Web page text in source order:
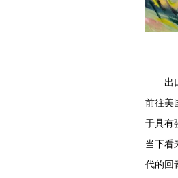
出口
前往美
于具有
当下看
代的回